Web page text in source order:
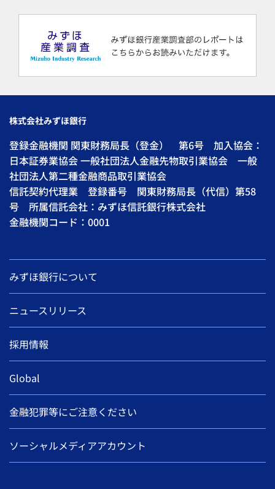
株式会社みずほ銀行
登録金融機関 関東財務局長（登金） 第6号 加入協会：
日本証券業協会 一般社団法人金融先物取引業協会 一般
社団法人第二種金融商品取引業協会
信託契約代理業 登録番号 関東財務局長（代信）第58
号 所属信託会社：みずほ信託銀行株式会社
金融機関コード：0001
みずほ銀行について
ニュースリリース
採用情報
Global
金融犯罪等にご注意ください
ソーシャルメディアアカウント